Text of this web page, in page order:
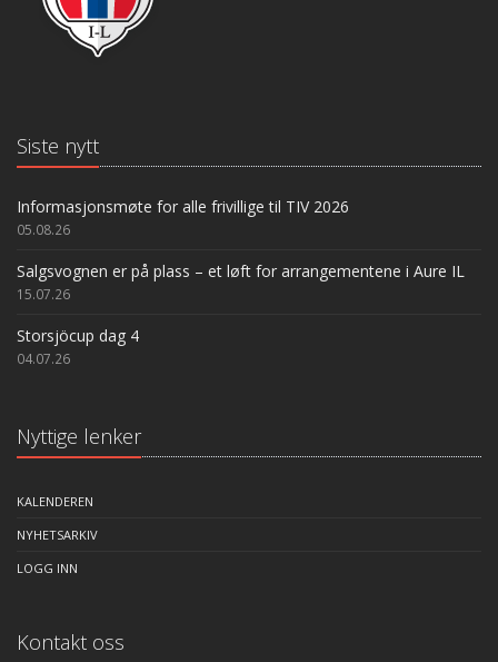
Siste nytt
Informasjonsmøte for alle frivillige til TIV 2026
05.08.26
Salgsvognen er på plass – et løft for arrangementene i Aure IL
15.07.26
Storsjöcup dag 4
04.07.26
Nyttige lenker
KALENDEREN
NYHETSARKIV
LOGG INN
Kontakt oss